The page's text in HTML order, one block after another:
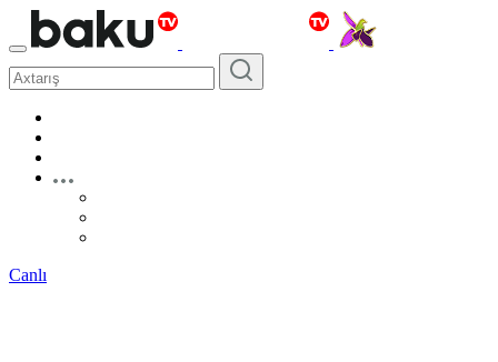
Canlı